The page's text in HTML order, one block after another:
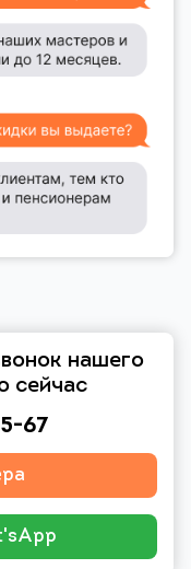
нашего
сейчас
67